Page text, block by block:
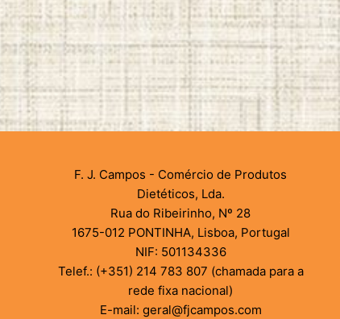
F. J. Campos - Comércio de Produtos
Dietéticos, Lda.
Rua do Ribeirinho, Nº 28
1675-012 PONTINHA, Lisboa, Portugal
NIF: 501134336
Telef.: (+351) 214 783 807 (chamada para a
rede fixa nacional)
E-mail: geral@fjcampos.com